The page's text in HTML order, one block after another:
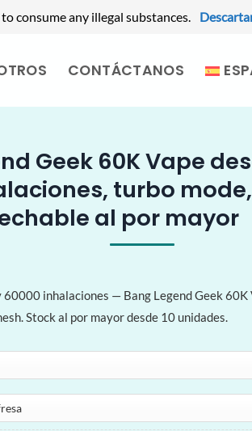
consume any illegal substances.
CONTÁCTANOS
Geek 60K Vape
turbo
al por mayor
inhalaciones — Bang Legend Geek 60K
Stock al por mayor desde 10 unidades.